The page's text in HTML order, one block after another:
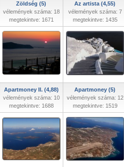
Zöldség (5)
vélemények száma: 18
megtekintve: 1671
Az artista (4,55)
vélemények száma: 7
megtekintve: 1435
Apartmoney II. (4,88)
vélemények száma: 10
megtekintve: 1688
Apartmoney (5)
vélemények száma: 12
megtekintve: 1519